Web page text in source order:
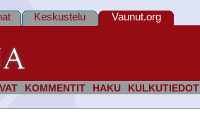
KOMMENTIT HAKU KULKUTIEDOT
Keskustelu Vaunut.org